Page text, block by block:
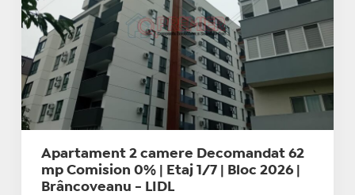
Apartament 2 camere Decomandat 62
mp Comision 0% | Etaj 1/7 | Bloc 2026 |
Brâncoveanu - LIDL